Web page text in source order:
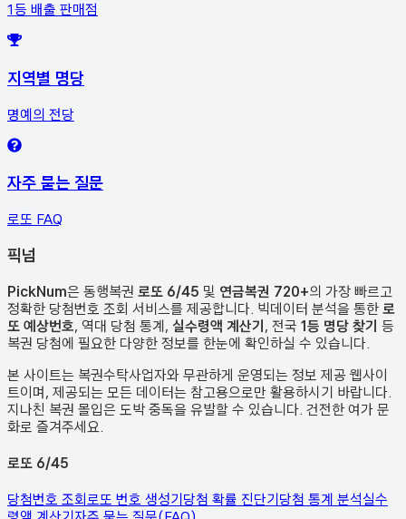
1등 배출 판매점
지역별 명당
명예의 전당
자주 묻는 질문
로또 FAQ
픽넘
PickNum은 동행복권 로또 6/45 및 연금복권 720+의 가장 빠르고
정확한 당첨번호 조회 서비스를 제공합니다. 빅데이터 분석을 통한 로
또 예상번호, 역대 당첨 통계, 실수령액 계산기, 전국 1등 명당 찾기 등
복권 당첨에 필요한 다양한 정보를 한눈에 확인하실 수 있습니다.
본 사이트는 복권수탁사업자와 무관하게 운영되는 정보 제공 웹사이
트이며, 제공되는 모든 데이터는 참고용으로만 활용하시기 바랍니다.
지나친 복권 몰입은 도박 중독을 유발할 수 있습니다. 건전한 여가 문
화로 즐겨주세요.
로또 6/45
당첨번호 조회로또 번호 생성기당첨 확률 진단기당첨 통계 분석실수